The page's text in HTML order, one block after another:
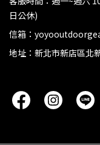
日公休)
信箱：
地址：新北市新店區北